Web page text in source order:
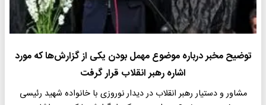
توضیح مخبر درباره موضوع مهمل بودن یکی از گزارش‌ها که مورد
اشاره رهبر انقلاب قرار گرفت
مشاور و دستیار رهبر انقلاب در دیدار نوروزی‌ با خانواده شهید رئیسی